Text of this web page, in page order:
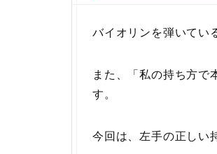
バイオリンを弾いてい
また、「私の持ち方で
す。
今回は、左手の正しい